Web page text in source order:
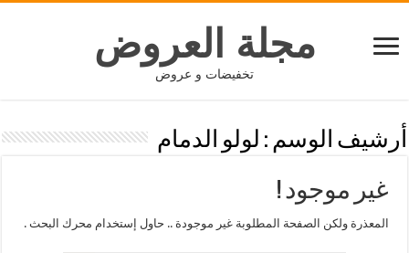
مجلة العروض
تخفيضات و عروض
أرشيف الوسم : لولو الدمام
غير موجود !
المعذرة ولكن الصفحة المطلوبة غير موجودة .. حاول إستخدام محرك البحث .